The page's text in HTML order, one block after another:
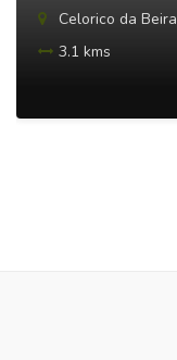
Celorico da Beira
3.1 kms